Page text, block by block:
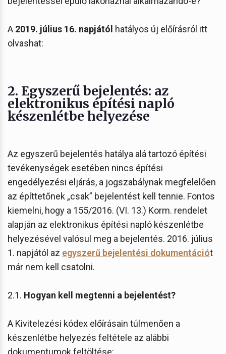
A 2019. július 16. napjától hatályos új előírásról itt
olvashat:
2. Egyszerű bejelentés: az
elektronikus építési napló
készenlétbe helyezése
Az egyszerű bejelentés hatálya alá tartozó építési
tevékenységek esetében nincs építési
engedélyezési eljárás, a jogszabálynak megfelelően
az építtetőnek „csak” bejelentést kell tennie. Fontos
kiemelni, hogy a 155/2016. (VI. 13.) Korm. rendelet
alapján az elektronikus építési napló készenlétbe
helyezésével valósul meg a bejelentés. 2016. július
1. napjától az egyszerű bejelentési dokumentációt
már nem kell csatolni.
2.1. Hogyan kell megtenni a bejelentést?
A Kivitelezési kódex előírásain túlmenően a
készenlétbe helyezés feltétele az alábbi
dokumentumok feltöltése: